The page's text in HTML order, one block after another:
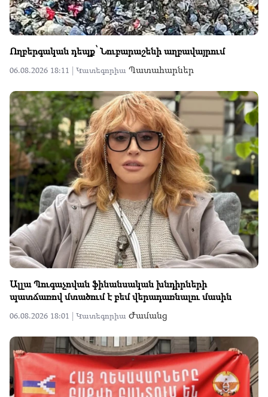
Ողբերգական դեպք՝ Նուբարաշենի աղբավայրում
06.08.2026 18:11 | Կատեգորիա Պատահարներ
Ալլա Պուգաչովան ֆինանսական խնդիրների
պատճառով մտածում է բեմ վերադառնալու մասին
06.08.2026 18:01 | Կատեգորիա Ժամանց